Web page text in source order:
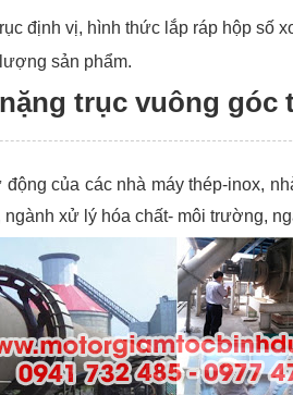
định vị, hình thức lắp ráp hộp số
sản phẩm.
trục vuông góc
của các nhà máy thép-inox,
xử lý hóa chất- môi trường,